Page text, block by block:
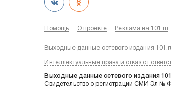
Помощь О проекте Реклама на 101.ru
Выходные данные сетевого издания
Интеллектуальные права и отказ от
Выходные данные сетевого издания
Свидетельство о регистрации СМИ Эл №